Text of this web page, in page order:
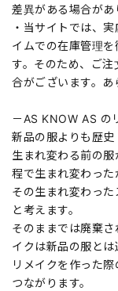
差異がある場合があ
・当サイトでは、
イムでの在庫管理
す。そのため、ご
合がございます。あ
－AS KNOW AS の
新品の服よりも歴史
生まれ変わる前の
程で生まれ変わった
その生まれ変わっ
と考えます。
そのままでは廃棄
イクは新品の服とは
リメイクを作った
つながります。